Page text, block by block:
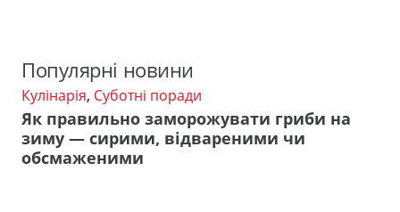
Популярні новини
Кулінарія, Суботні поради
Як правильно заморожувати гриби на
зиму — сирими, відвареними чи
обсмаженими